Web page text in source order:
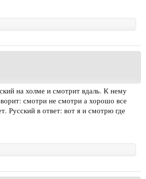
на холме и смотрит вдаль. К нему
смотри не смотри а хорошо все
Русский в ответ: вот я и смотрю где